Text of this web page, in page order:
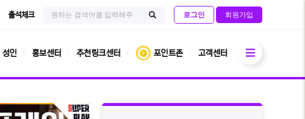
출석체크
체
검
로그인 회원가입
성인 홍보센터 추천링크센터 포인트존 고객센터